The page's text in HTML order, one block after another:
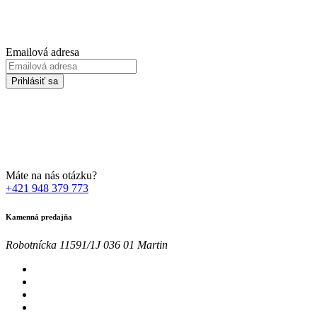
Emailová adresa
Prihlásiť sa
Máte na nás otázku?
+421 948 379 773
Kamenná predajňa
Robotnícka 11591/1J 036 01 Martin